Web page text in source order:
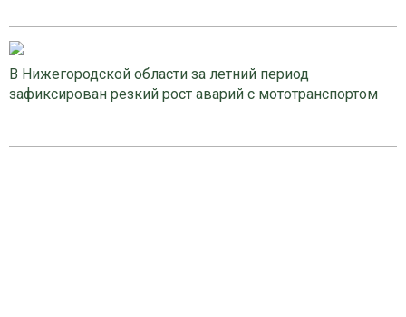
В Нижегородской области за летний период
зафиксирован резкий рост аварий с мототранспортом